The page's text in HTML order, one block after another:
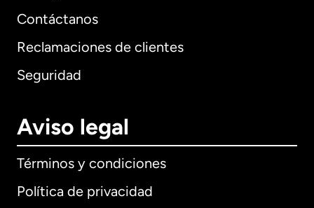
Contáctanos
Reclamaciones de clientes
Seguridad
Aviso legal
Términos y condiciones
Política de privacidad